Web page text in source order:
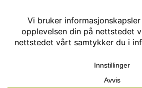
Hjemmesidehelten